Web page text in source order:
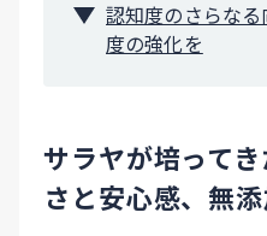
認知度のさらな
度の強化を
サラヤが培って
さと安心感、無